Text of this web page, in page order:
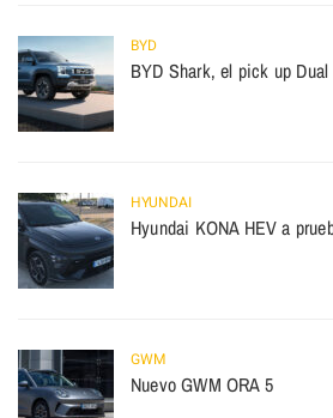
BYD
BYD Shark, el pick up
HYUNDAI
Hyundai KONA HEV a
GWM
Nuevo GWM ORA 5